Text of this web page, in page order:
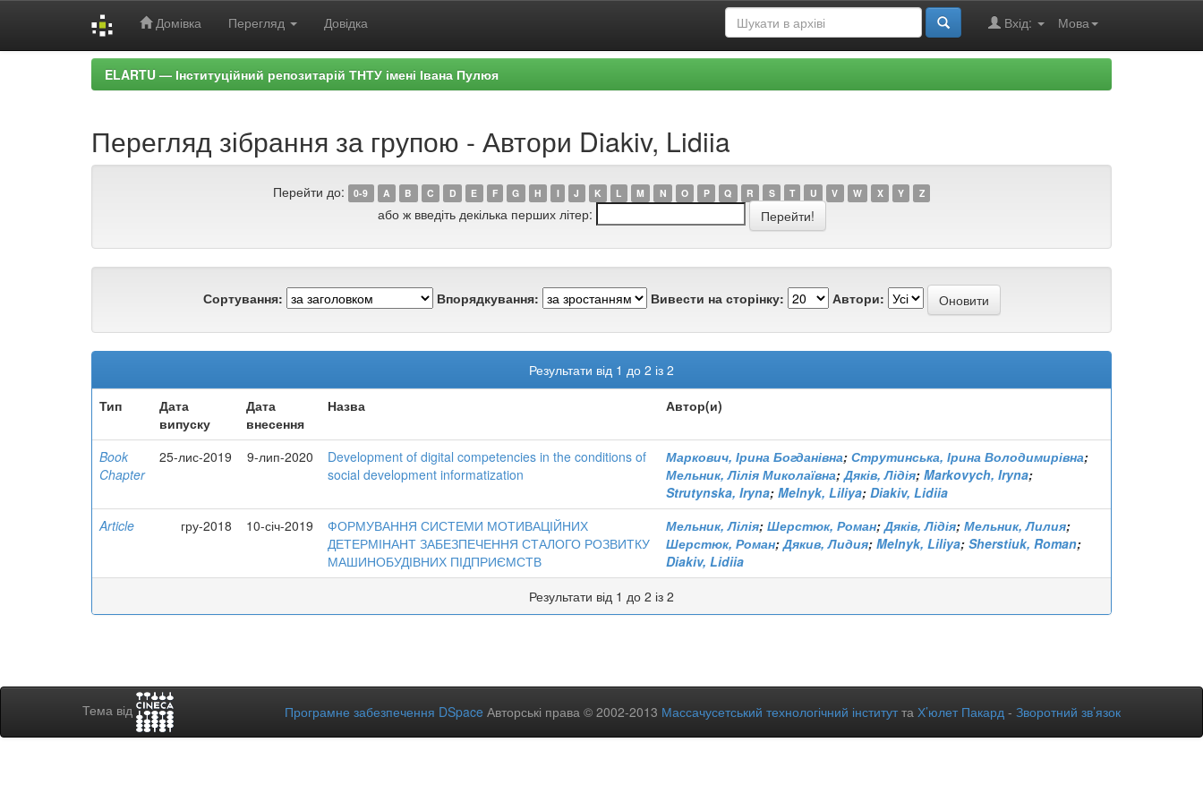
Домівка Перегляд Довідка Мова
Вхід:
ELARTU — Інституційний репозитарій ТНТУ імені Івана Пулюя
Перегляд зібрання за групою - Автори Diakiv, Lidiia
Перейти до: 0-9 A B C D E F G H I J K L M N O P Q R S T U V W X Y Z
або ж введіть декілька перших літер:
Сортування: Впорядкування: Вивести на сторінку: Автори:
Результати від 1 до 2 із 2
Тип
Дата
випуску
Дата
внесення
Назва Автор(и)
Book
Chapter
25-лис-2019 9-лип-2020
Development of digital competencies in the conditions of
social development informatization
Маркович, Ірина Богданівна; Струтинська, Ірина Володимирівна;
Мельник, Лілія Миколаївна;Дяків, Лідія; Markovych, Iryna;
Strutynska, Iryna; Melnyk, Liliya; Diakiv, Lidiia
Article
гру-2018 10-січ-2019
ФОРМУВАННЯ СИСТЕМИ МОТИВАЦІЙНИХ
ДЕТЕРМІНАНТ ЗАБЕЗПЕЧЕННЯ СТАЛОГО РОЗВИТКУ
МАШИНОБУДІВНИХ ПІДПРИЄМСТВ
Мельник, Лілія; Шерстюк, Роман;Дяків, Лідія; Мельник, Лилия;
Шерстюк, Роман;Дякив, Лидия; Melnyk, Liliya; Sherstiuk, Roman;
Diakiv, Lidiia
Результати від 1 до 2 із 2
Тема від Програмне забезпечення DSpace Авторські права © 2002-2013 Массачусетський технологічний інститутта Х’юлет Пакард - Зворотний зв’язок